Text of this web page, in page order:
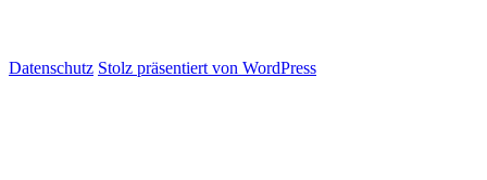
Datenschutz Stolz präsentiert von WordPress